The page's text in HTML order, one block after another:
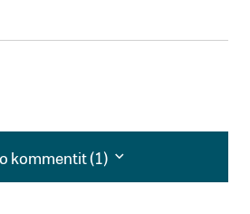
kommentit (1)
kommentit (1)